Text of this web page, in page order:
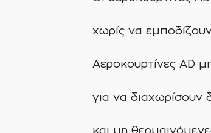
χωρίς να
Αεροκουρτίνες AD
για να διαχωρίσουν